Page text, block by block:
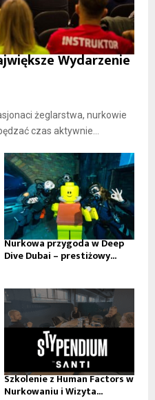
Wydarzenie
żeglarstwa, nurkowie
czas aktywnie...
Nurkowa przygoda w Deep
Dive Dubai – prestiżowy...
Szkolenie z Human Factors w
Nurkowaniu i Wizyta...